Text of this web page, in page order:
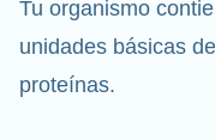
Tu organismo
unidades básicas
proteínas.